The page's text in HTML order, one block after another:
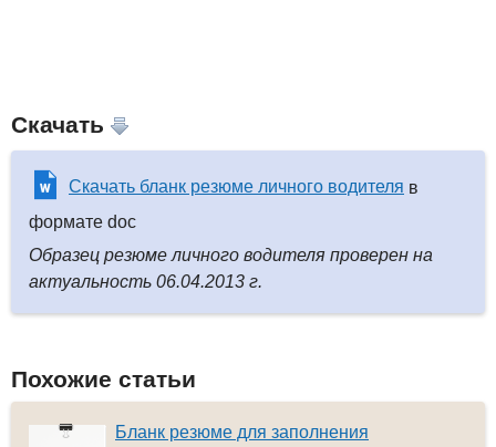
Скачать
Скачать бланк резюме личного водителя в
формате doc
Образец резюме личного водителя проверен на
актуальность 06.04.2013 г.
Похожие статьи
Бланк резюме для заполнения